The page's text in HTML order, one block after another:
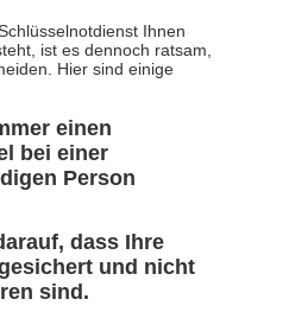
Ihnen
ist es dennoch ratsam,
Hier sind einige
einen
bei einer
Person
dass Ihre
und nicht
sind.